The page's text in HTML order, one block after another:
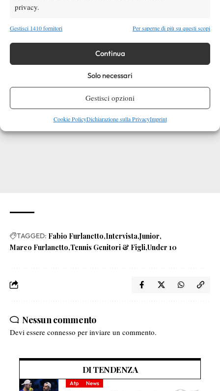
privacy.
Gestisci 1410 fornitori Per saperne di più su questi scopi
Continua
Solo necessari
Gestisci opzioni
Cookie PolicyDichiarazione sulla PrivacyImprint
TAGGED: Fabio Furlanetto Intervista Junior
Marco Furlanetto Tennis Genitori & Figli Under 10
Nessun commento
Devi essere connesso per inviare un commento.
DI TENDENZA
Atp News